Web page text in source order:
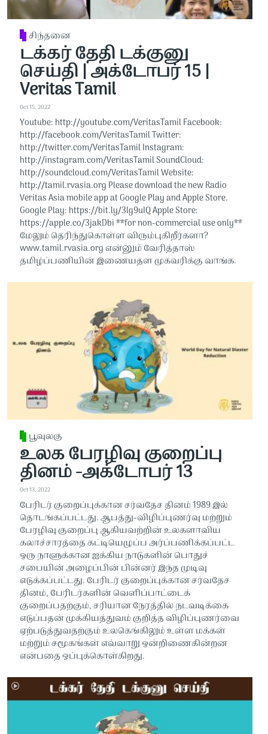
சிந்தனை
டக்கர் தேதி டக்குனு
செய்தி | அக்டோபர் 15 |
Veritas Tamil
Oct 15, 2022
Youtube: http://youtube.com/VeritasTamil​​ Facebook:
http://facebook.com/VeritasTamil​​ Twitter:
http://twitter.com/VeritasTamil​​ Instagram:
http://instagram.com/VeritasTamil​​ SoundCloud:
http://soundcloud.com/VeritasTamil​​ Website:
http://tamil.rvasia.org Please download the new Radio
Veritas Asia mobile app at Google Play and Apple Store.
Google Play: https://bit.ly/3lg9uIQ Apple Store:
https://apple.co/3jakDbi​​ **for non-commercial use only**
மேலும் தெரிந்துகொள்ள விரும்புகிறீர்களா?
www.tamil.rvasia.org என்னும் வேரித்தாஸ்
தமிழ்ப்பணியின் இணையதள முகவரிக்கு வாங்க.
பூவுலகு
உலக பேரழிவு குறைப்பு
தினம் -அக்டோபர் 13
Oct 13, 2022
பேரிடர் குறைப்புக்கான சர்வதேச தினம் 1989 இல்
தொடங்கப்பட்டது. ஆபத்து-விழிப்புணர்வு மற்றும்
பேரழிவு குறைப்பு ஆகியவற்றின் உலகளாவிய
கலாச்சாரத்தை கட்டியெழுப்ப அர்ப்பணிக்கப்பட்ட
ஒரு நாளுக்கான ஐக்கிய நாடுகளின் பொதுச்
சபையின் அழைப்பின் பின்னர் இந்த முடிவு
எடுக்கப்பட்டது. பேரிடர் குறைப்புக்கான சர்வதேச
தினம், பேரிடர்களின் வெளிப்பாட்டைக்
குறைப்பதற்கும், சரியான நேரத்தில் நடவடிக்கை
எடுப்பதன் முக்கியத்துவம் குறித்த விழிப்புணர்வை
ஏற்படுத்துவதற்கும் உலகெங்கிலும் உள்ள மக்கள்
மற்றும் சமூகங்கள் எவ்வாறு ஒன்றிணைகின்றன
என்பதை ஒப்புக்கொள்கிறது.